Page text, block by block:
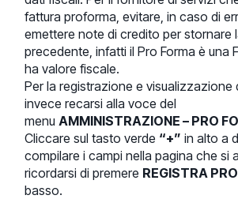
fattura proforma, evitare, in caso di
emettere note di credito per stornare
precedente, infatti il Pro Forma è una
ha valore fiscale.
Per la registrazione e visualizzazione
invece recarsi alla voce del
menu AMMINISTRAZIONE – PRO
Cliccare sul tasto verde “+” in alto a
compilare i campi nella pagina che si
ricordarsi di premere REGISTRA
basso.